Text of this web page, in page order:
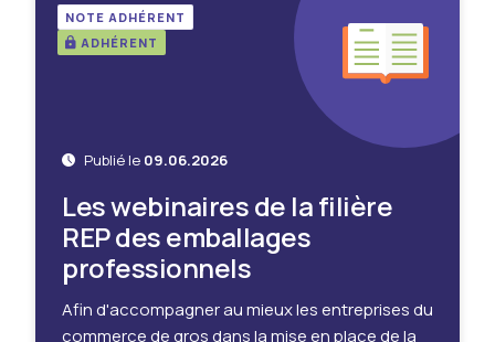
NOTE ADHÉRENT
ADHÉRENT
Publié le 09.06.2026
Les webinaires de la filière
REP des emballages
professionnels
Afin d'accompagner au mieux les entreprises du
commerce de gros dans la mise en place de la